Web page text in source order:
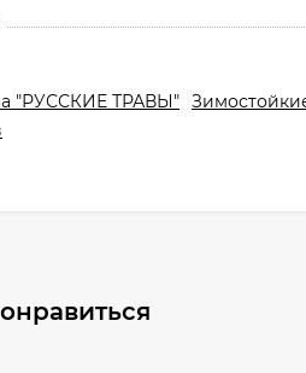
"РУССКИЕ ТРАВЫ"